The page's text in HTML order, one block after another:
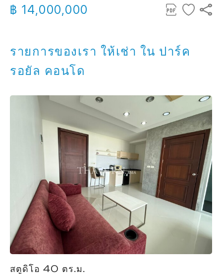
฿ 14,000,000
รายการของเรา ให้เช่า ใน ปาร์ค
รอยัล คอนโด
สตูดิโอ 40 ตร.ม.